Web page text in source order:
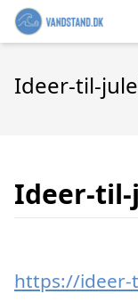
Ideer-til-
Ideer-
https://